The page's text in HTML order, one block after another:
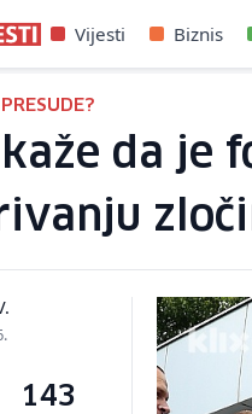
Vijesti Biznis
kaže da je
143